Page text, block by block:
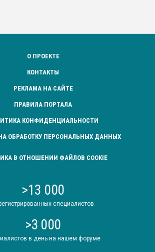
О ПРОЕКТЕ
КОНТАКТЫ
РЕКЛАМА НА САЙТЕ
ПРАВИЛА ПОРТАЛА
КОНФИДЕНЦИАЛЬНОСТИ
ОБРАБОТКУ ПЕРСОНАЛЬНЫХ ДАННЫХ
В ОТНОШЕНИИ ФАЙЛОВ COOKIE
>13 000
специалистов
>3 000
в день на нашем форуме